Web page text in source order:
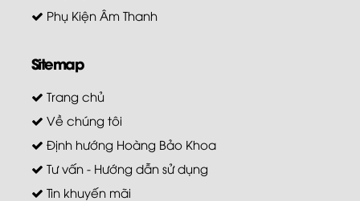
Phụ Kiện Âm Thanh
Sitemap
Trang chủ
Về chúng tôi
Định hướng Hoàng Bảo Khoa
Tư vấn - Hướng dẫn sử dụng
Tin khuyến mãi